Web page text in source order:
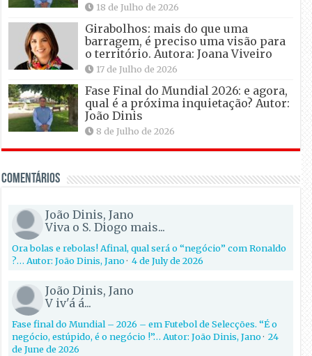
18 de Julho de 2026
Girabolhos: mais do que uma
barragem, é preciso uma visão para
o território. Autora: Joana Viveiro
17 de Julho de 2026
Fase Final do Mundial 2026: e agora,
qual é a próxima inquietação? Autor:
João Dinis
8 de Julho de 2026
Comentários
João Dinis, Jano
Viva o S. Diogo mais...
Ora bolas e rebolas! Afinal, qual será o “negócio” com Ronaldo
?… Autor: João Dinis, Jano·4 de July de 2026
João Dinis, Jano
V iv'á á...
Fase final do Mundial – 2026 – em Futebol de Selecções. “É o
negócio, estúpido, é o negócio !”… Autor: João Dinis, Jano·24
de June de 2026